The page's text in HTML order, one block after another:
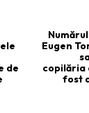
de
Eugen
copilăria
fost